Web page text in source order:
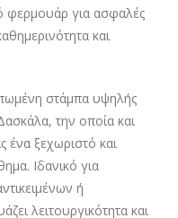
φερμουάρ για ασφαλές
και
στάμπα υψηλής
την οποία και
ξεχωριστό και
Ιδανικό για
ή
λειτουργικότητα και